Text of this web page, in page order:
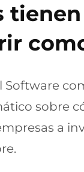
sobre
a